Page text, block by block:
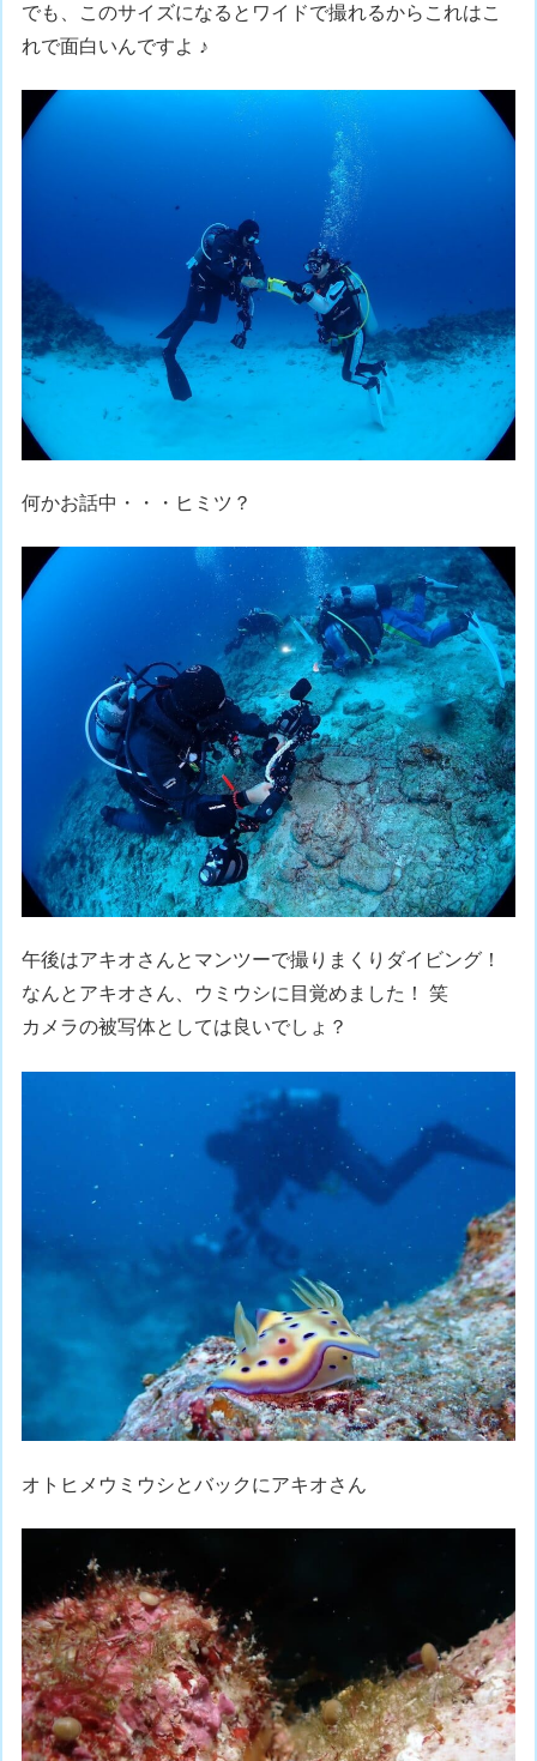
でも、このサイズになるとワイドで撮れるからこれはこ
れで面白いんですよ ♪
何かお話中・・・ヒミツ？
午後はアキオさんとマンツーで撮りまくりダイビング！
なんとアキオさん、ウミウシに目覚めました！ 笑
カメラの被写体としては良いでしょ？
オトヒメウミウシとバックにアキオさん